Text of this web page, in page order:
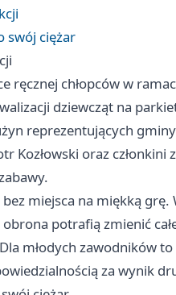
swój ciężar
ręcznej chłopców w
dziewcząt na
reprezentujących
Kozłowski oraz
miejsca na miękką
potrafią zmienić
młodych zawodników
za wynik